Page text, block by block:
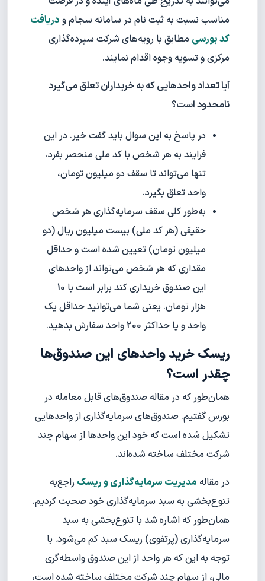
مناسب نسبت به ثبت نام در سامانه سجام و دریافت
کد بورسی مطابق با رویه‌های شرکت سپرده‌‌گذاری
مرکزی و تسویه وجوه اقدام نمایند.
آیا تعداد واحدهایی که به خریداران تعلق می‌گیرد
نامحدود است؟
در پاسخ به این سوال باید گفت خیر. در این
فرایند به هر شخص با کد ملی منحصر بفرد،
تنها می‌تواند تا سقف دو میلیون تومان،
واحد تعلق بگیرد.
به‌طور کلی سقف سرمایه‌گذاری هر شخص
حقیقی (هر کد ملی) بیست میلیون ریال (دو
میلیون تومان) تعیین شده است و حداقل
مقداری که هر شخص می‌تواند از واحدهای
این صندوق خریداری کند برابر است با 10
هزار تومان. یعنی شما می‌توانید حداقل یک
واحد و یا حداکثر 200 واحد سفارش بدهید.
ریسک خرید واحد‌های این صندوق‌ها
چقدر است؟
همان‌طور که در مقاله صندوق‌های قابل معامله در
بورس گفتیم. صندوق‌های سرمایه‌گذاری از واحدهایی
تشکیل شده است که خود این واحدها از سهام چند
شرکت مختلف ساخته شده‌اند.
در مقاله مدیریت سرمایه‌گذاری و ریسک راجع‌به
تنوع‌بخشی به سبد سرمایه‌گذاری خود صحبت کردیم.
همان‌طور که اشاره شد با تنوع‌بخشی به سبد
سرمایه‌گذاری (پرتفوی) ریسک سبد کم می‌شود. با
توجه به این که هر واحد از این صندوق واسطه‌گری
مالی، از سهام چند شرکت مختلف ساخته شده است،